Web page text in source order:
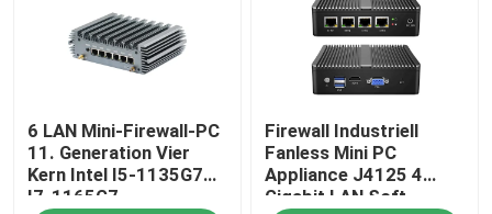
6 LAN Mini-Firewall-PC
11. Generation Vier
Kern Intel I5-1135G7
I7-1165G7
Firewall Industriell
Fanless Mini PC
Appliance J4125 4
Gigabit LAN Soft